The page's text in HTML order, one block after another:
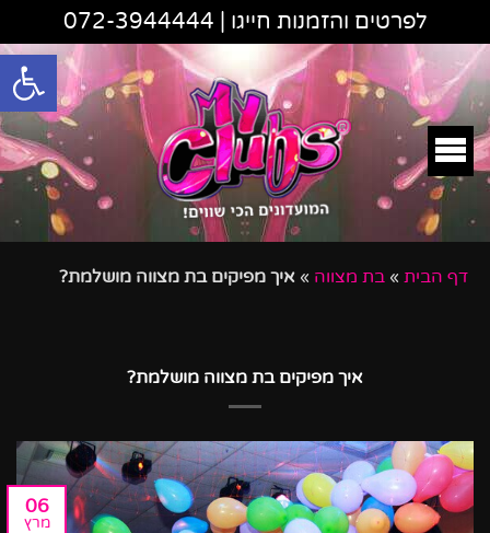
פתח
לפרטים והזמנות חייגו | 072-3944444
דף הבית » בת מצווה » איך מפיקים בת מצווה מושלמת?
איך מפיקים בת מצווה מושלמת?
06
מרץ